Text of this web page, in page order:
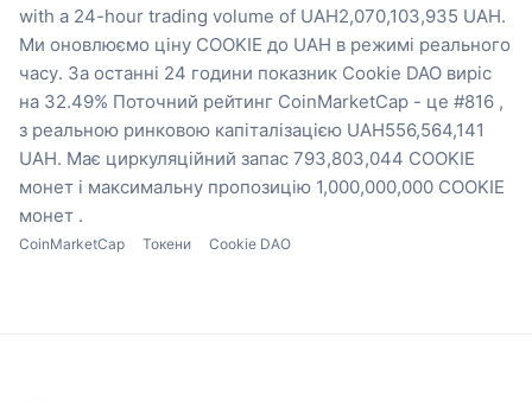
with a 24-hour trading volume of UAH2,070,103,935 UAH.
Ми оновлюємо ціну COOKIE до UAH в режимі реального
часу. За останні 24 години показник Cookie DAO виріс
на 32.49% Поточний рейтинг CoinMarketCap - це #816 ,
з реальною ринковою капіталізацією UAH556,564,141
UAH. Має циркуляційний запас 793,803,044 COOKIE
монет і максимальну пропозицію 1,000,000,000 COOKIE
монет .
CoinMarketCap Токени Cookie DAO